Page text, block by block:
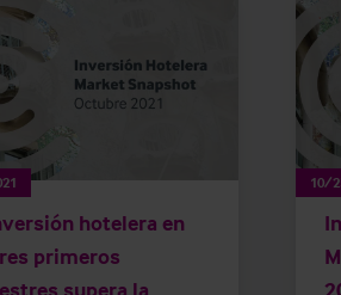
hotelera en
primeros
10/